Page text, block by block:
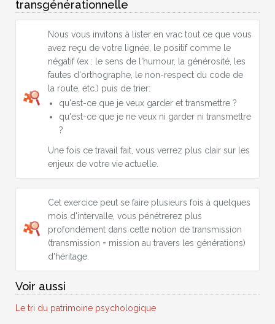
transgénérationnelle
Nous vous invitons à lister en vrac tout ce que vous
avez reçu de votre lignée, le positif comme le
négatif (ex : le sens de l'humour, la générosité, les
fautes d'orthographe, le non-respect du code de
la route, etc.) puis de trier:
qu'est-ce que je veux garder et transmettre ?
qu'est-ce que je ne veux ni garder ni transmettre
?
Une fois ce travail fait, vous verrez plus clair sur les
enjeux de votre vie actuelle.
Cet exercice peut se faire plusieurs fois à quelques
mois d'intervalle, vous pénétrerez plus
profondément dans cette notion de transmission
(transmission = mission au travers les générations)
d'héritage.
Voir aussi
Le tri du patrimoine psychologique